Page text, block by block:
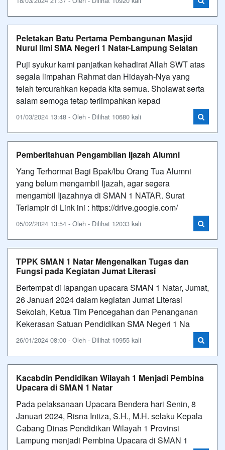
Peletakan Batu Pertama Pembangunan Masjid
Nurul Ilmi SMA Negeri 1 Natar-Lampung Selatan
Puji syukur kami panjatkan kehadirat Allah SWT atas
segala limpahan Rahmat dan Hidayah-Nya yang
telah tercurahkan kepada kita semua. Sholawat serta
salam semoga tetap terlimpahkan kepad
01/03/2024 13:48 - Oleh - Dilihat 10680 kali
Pemberitahuan Pengambilan Ijazah Alumni
Yang Terhormat Bagi Bpak/Ibu Orang Tua Alumni
yang belum mengambil Ijazah, agar segera
mengambil Ijazahnya di SMAN 1 NATAR. Surat
Terlampir di Link ini : https://drive.google.com/
05/02/2024 13:54 - Oleh - Dilihat 12033 kali
TPPK SMAN 1 Natar Mengenalkan Tugas dan
Fungsi pada Kegiatan Jumat Literasi
Bertempat di lapangan upacara SMAN 1 Natar, Jumat,
26 Januari 2024 dalam kegiatan Jumat Literasi
Sekolah, Ketua Tim Pencegahan dan Penanganan
Kekerasan Satuan Pendidikan SMA Negeri 1 Na
26/01/2024 08:00 - Oleh - Dilihat 10955 kali
Kacabdin Pendidikan Wilayah 1 Menjadi Pembina
Upacara di SMAN 1 Natar
Pada pelaksanaan Upacara Bendera hari Senin, 8
Januari 2024, Risna Intiza, S.H., M.H. selaku Kepala
Cabang Dinas Pendidikan Wilayah 1 Provinsi
Lampung menjadi Pembina Upacara di SMAN 1